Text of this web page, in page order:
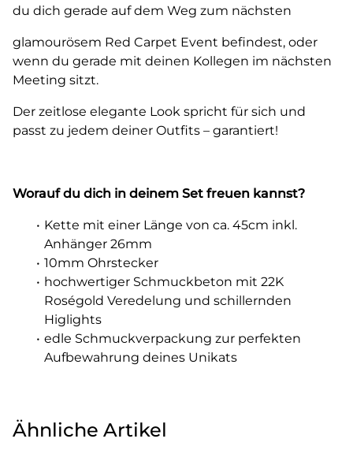
du dich gerade auf dem Weg zum nächsten
glamourösem Red Carpet Event befindest, oder
wenn du gerade mit deinen Kollegen im nächsten
Meeting sitzt.
Der zeitlose elegante Look spricht für sich und
passt zu jedem deiner Outfits – garantiert!
Worauf du dich in deinem Set freuen kannst?
Kette mit einer Länge von ca. 45cm inkl.
Anhänger 26mm
10mm Ohrstecker
hochwertiger Schmuckbeton mit 22K
Roségold Veredelung und schillernden
Higlights
edle Schmuckverpackung zur perfekten
Aufbewahrung deines Unikats
Ähnliche Artikel